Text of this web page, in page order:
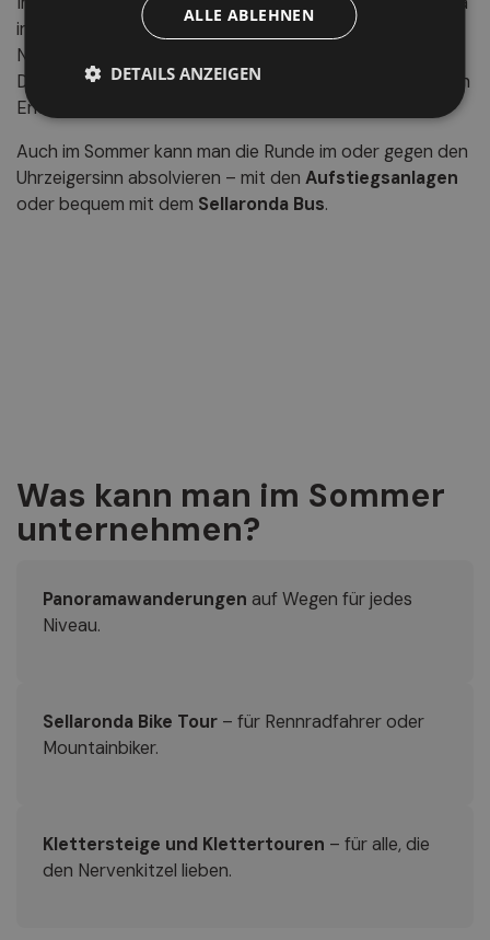
in ein Paradies für Wanderer und Radfahrer. Die
Naturpfade, blühenden Almwiesen und majestätischen
Dolomitengipfel machen jede Tour zu einem einzigartigen
Erlebnis voller Emotionen.
Auch im Sommer kann man die Runde im oder gegen den
Uhrzeigersinn absolvieren – mit den Aufstiegsanlagen
oder bequem mit dem Sellaronda Bus.
Was kann man im Sommer
unternehmen?
Panoramawanderungen auf Wegen für jedes
Niveau.
Sellaronda Bike Tour – für Rennradfahrer oder
Mountainbiker.
Klettersteige und Klettertouren – für alle, die
den Nervenkitzel lieben.
ALLE ABLEHNEN
DETAILS ANZEIGEN